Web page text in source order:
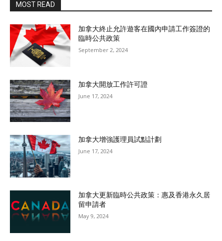
MOST READ
加拿大終止允許遊客在國內申請工作簽證的
臨時公共政策
September 2, 2024
加拿大開放工作許可證
June 17, 2024
加拿大增強護理員試點計劃
June 17, 2024
加拿大更新臨時公共政策：惠及香港永久居
留申請者
May 9, 2024